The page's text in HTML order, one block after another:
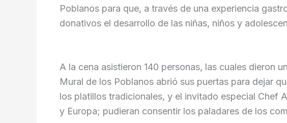
Poblanos para que, a través de una experiencia
donativos el desarrollo de las niñas, niños y
A la cena asistieron 140 personas, las cuales dieron
Mural de los Poblanos abrió sus puertas para dejar
los platillos tradicionales, y el invitado especial Chef
y Europa; pudieran consentir los paladares de los